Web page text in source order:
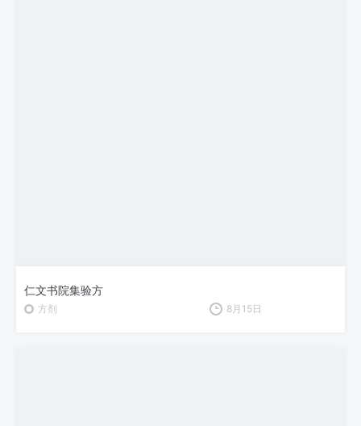
仁文书院集验方
方剂 8月15日